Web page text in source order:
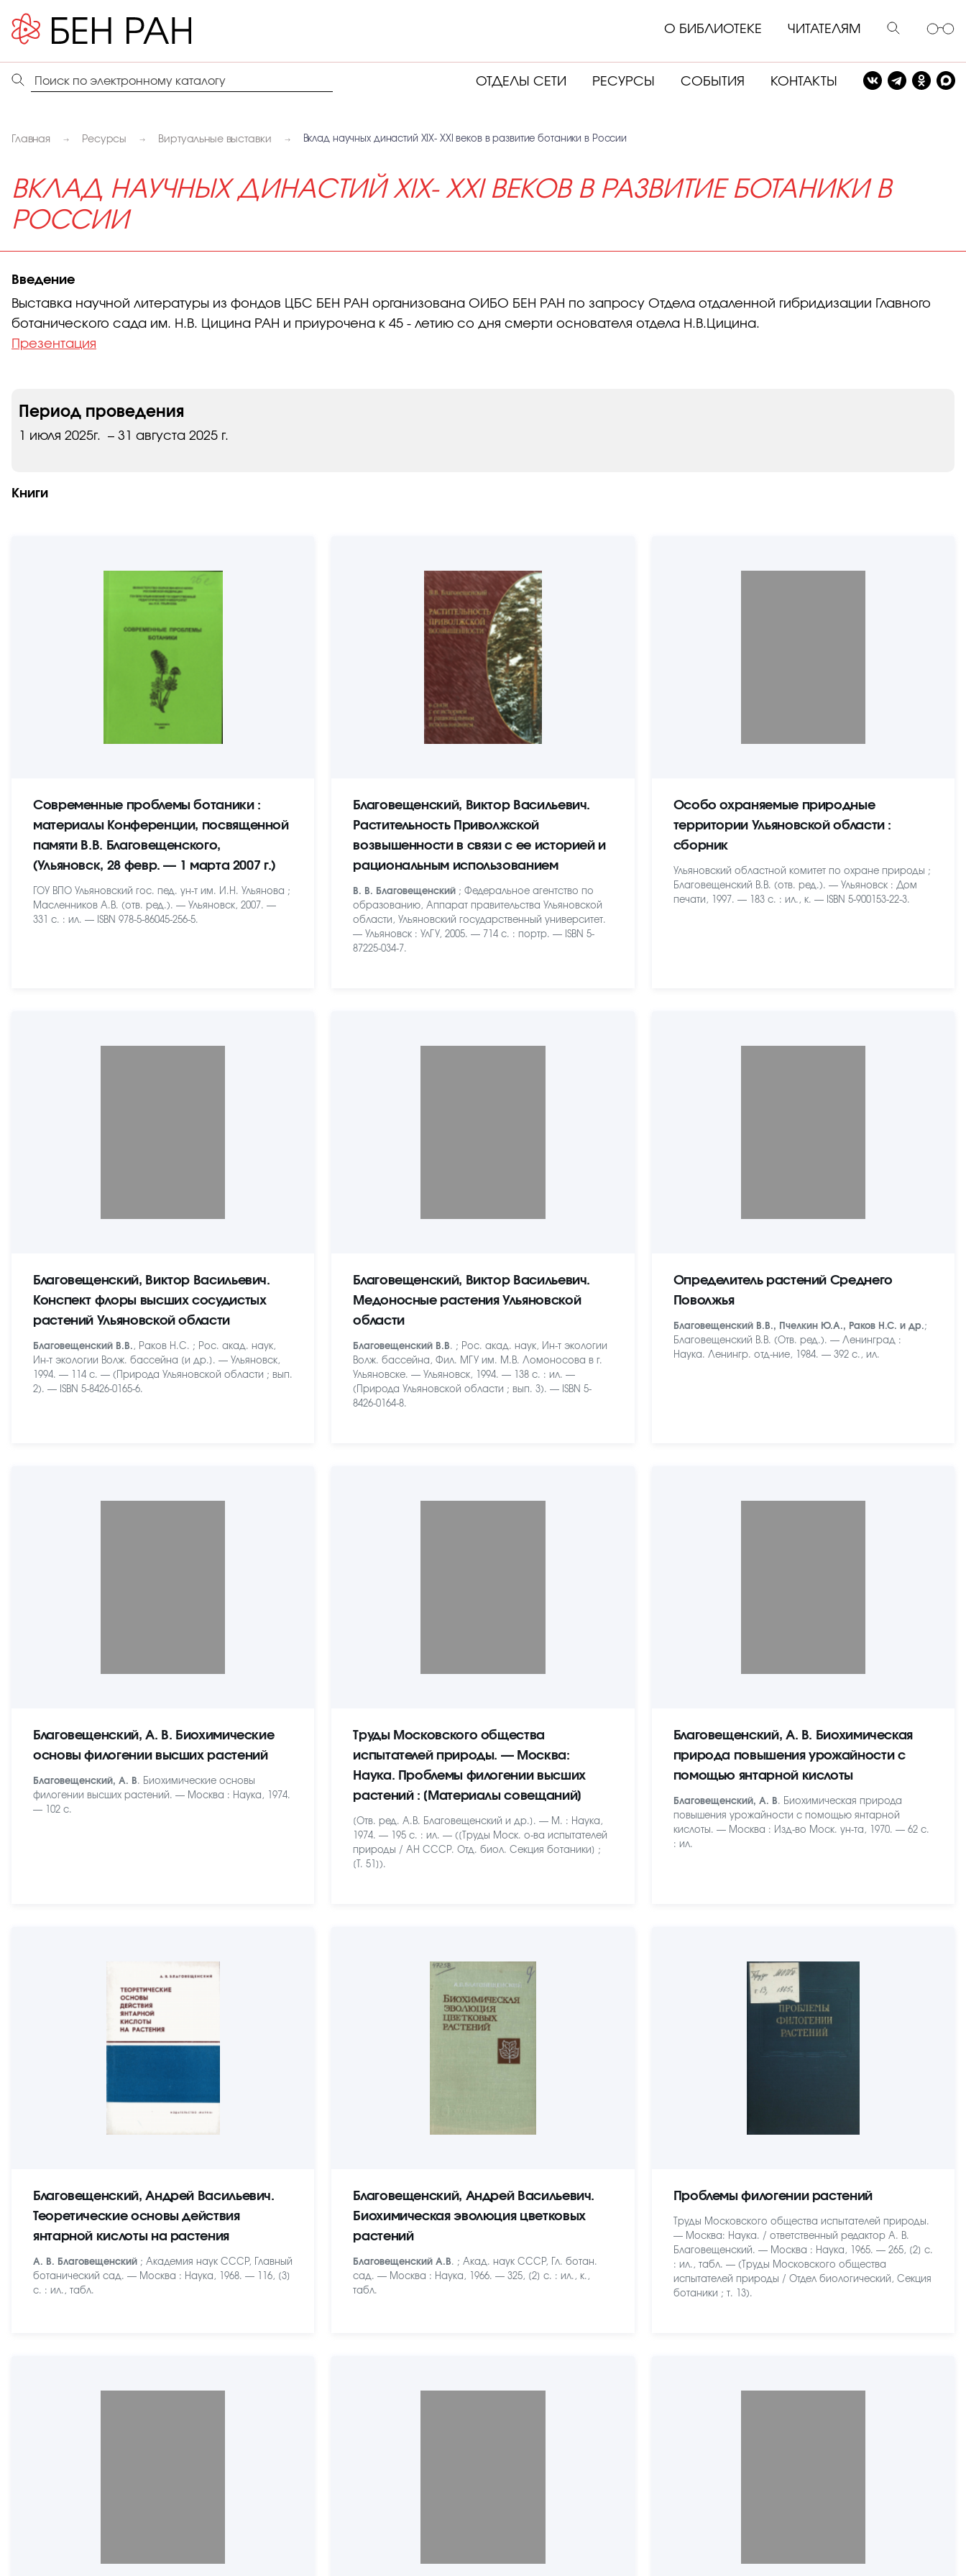
О БИБЛИОТЕКЕ ЧИТАТЕЛЯМ
ОТДЕЛЫ СЕТИ РЕСУРСЫ СОБЫТИЯ КОНТАКТЫ
Главная Ресурсы Виртуальные выставки Вклад научных династий XIX- XXI веков в развитие ботаники в России
ВКЛАД НАУЧНЫХ ДИНАСТИЙ XIX- XXI ВЕКОВ В РАЗВИТИЕ БОТАНИКИ В
РОССИИ
Введение
Выставка научной литературы из фондов ЦБС БЕН РАН организована ОИБО БЕН РАН по запросу Отдела отдаленной гибридизации Главного
ботанического сада им. Н.В. Цицина РАН и приурочена к 45 - летию со дня смерти основателя отдела Н.В.Цицина.
Презентация
Период проведения
1 июля 2025г. – 31 августа 2025 г.
Книги
Современные проблемы ботаники :
материалы Конференции, посвященной
памяти В.В. Благовещенского,
(Ульяновск, 28 февр. — 1 марта 2007 г.)
ГОУ ВПО Ульяновский гос. пед. ун-т им. И.Н. Ульянова ;
Масленников А.В. (отв. ред.). — Ульяновск, 2007. —
331 с. : ил. — ISBN 978-5-86045-256-5.
Благовещенский, Виктор Васильевич.
Растительность Приволжской
возвышенности в связи с ее историей и
рациональным использованием
В. В. Благовещенский ; Федеральное агентство по
образованию, Аппарат правительства Ульяновской
области, Ульяновский государственный университет.
— Ульяновск : УлГУ, 2005. — 714 с. : портр. — ISBN 5-
87225-034-7.
Особо охраняемые природные
территории Ульяновской области :
сборник
Ульяновский областной комитет по охране природы ;
Благовещенский В.В. (отв. ред.). — Ульяновск : Дом
печати, 1997. — 183 с. : ил., к. — ISBN 5-900153-22-3.
Благовещенский, Виктор Васильевич.
Конспект флоры высших сосудистых
растений Ульяновской области
Благовещенский В.В. , Раков Н.С. ; Рос. акад. наук,
Ин-т экологии Волж. бассейна [и др.]. — Ульяновск,
1994. — 114 с. — (Природа Ульяновской области ; вып.
2). — ISBN 5-8426-0165-6.
Благовещенский, Виктор Васильевич.
Медоносные растения Ульяновской
области
Благовещенский В.В. ; Рос. акад. наук, Ин-т экологии
Волж. бассейна, Фил. МГУ им. М.В. Ломоносова в г.
Ульяновске. — Ульяновск, 1994. — 138 с. : ил. —
(Природа Ульяновской области ; вып. 3). — ISBN 5-
8426-0164-8.
Определитель растений Среднего
Поволжья
Благовещенский В.В., Пчелкин Ю.А., Раков Н.С. и др.;
Благовещенский В.В. (Отв. ред.). — Ленинград :
Наука. Ленингр. отд-ние, 1984. — 392 с., ил.
Благовещенский, А. В. Биохимические
основы филогении высших растений
Благовещенский, А. В. Биохимические основы
филогении высших растений. — Москва : Наука, 1974.
— 102 с.
Труды Московского общества
испытателей природы. — Москва:
Наука. Проблемы филогении высших
растений : [Материалы совещаний]
[Отв. ред. А.В. Благовещенский и др.]. — М. : Наука,
1974. — 195 с. : ил. — ([Труды Моск. о-ва испытателей
природы / АН СССР. Отд. биол. Секция ботаники] ;
[Т. 51]).
Благовещенский, А. В. Биохимическая
природа повышения урожайности с
помощью янтарной кислоты
Благовещенский, А. В. Биохимическая природа
повышения урожайности с помощью янтарной
кислоты. — Москва : Изд-во Моск. ун-та, 1970. — 62 с.
: ил.
Благовещенский, Андрей Васильевич.
Теоретические основы действия
янтарной кислоты на растения
А. В. Благовещенский ; Академия наук СССР, Главный
ботанический сад. — Москва : Наука, 1968. — 116, [3]
с. : ил., табл.
Благовещенский, Андрей Васильевич.
Биохимическая эволюция цветковых
растений
Благовещенский А.В. ; Акад. наук СССР, Гл. ботан.
сад. — Москва : Наука, 1966. — 325, [2] с. : ил., к.,
табл.
Проблемы филогении растений
Труды Московского общества испытателей природы.
— Москва: Наука. / ответственный редактор А. В.
Благовещенский. — Москва : Наука, 1965. — 265, [2] с.
: ил., табл. — (Труды Московского общества
испытателей природы / Отдел биологический, Секция
ботаники ; т. 13).